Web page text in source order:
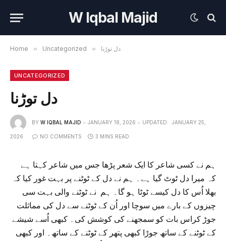
W Iqbal Majid
Home » Uncategorized » دل توڑنا
UNCATEGORIZED
دل توڑنا
BY W IQBAL MAJID JANUARY 18, 2026 UPDATED: JANUARY 25,
2026 NO COMMENTS 3 MINS READ
ہم نے کسی شاعر کا ایک شعر پڑھا جس میں شاعر کہتا ہے
کہ میرا دل ٹوٹ گیا ہے۔ ہم نے دل کے ٹوٹنے پر بہت غور کیا کہ
بھلا اُس کا دل کیسے ٹوٹا ہو گا۔ ہم نے ٹوٹنے والی بہت سی
چیزوں کے بارے میں سوچا اور اُن کے ٹوٹنے سے دل کی مماثلت
جوڑ کراس بات کو سمجھنے کی کوشش کی۔ کبھی اُسے شیشے
کے ٹوٹنے کے ساتھ جوڑا کبھی پتھر کے ٹوٹنے کے ساتھ۔ اور کبھی